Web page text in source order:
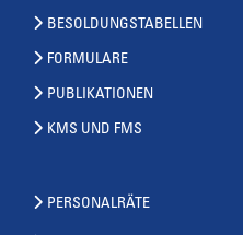
BESOLDUNGSTABELLEN
FORMULARE
PUBLIKATIONEN
KMS UND FMS
PERSONALRÄTE